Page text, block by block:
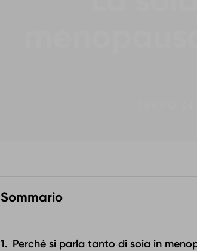
Sommario
Perché si parla tanto di soia in